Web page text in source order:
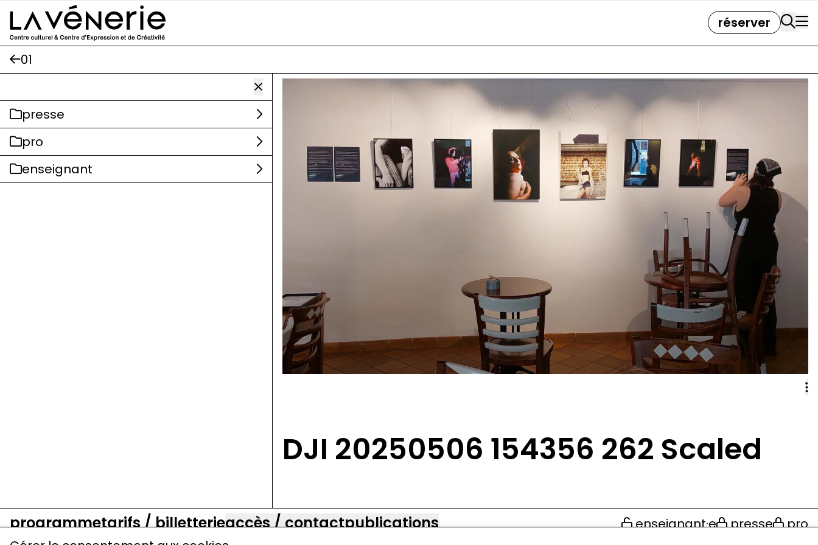
Aller au contenu principal
réserver
01
presse
pro
enseignant
DJI 20250506 154356 262 Scaled
programmetarifs / billetterieaccès / contactpublications enseignant·e presse pro